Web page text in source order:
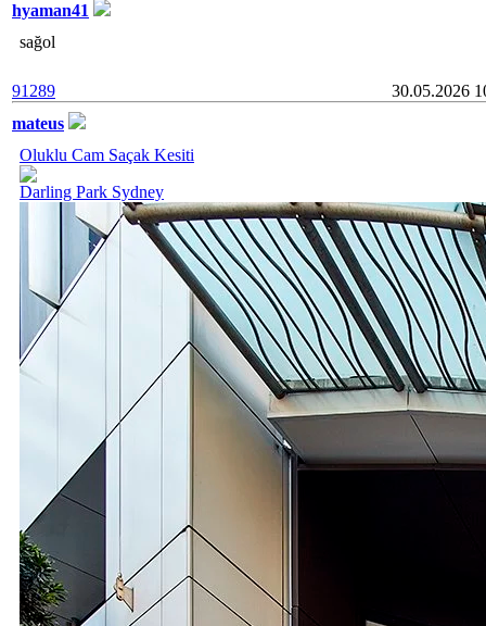
hyaman41
sağol
91289
30.05.2026
mateus
Oluklu Cam Saçak Kesiti
Darling Park Sydney